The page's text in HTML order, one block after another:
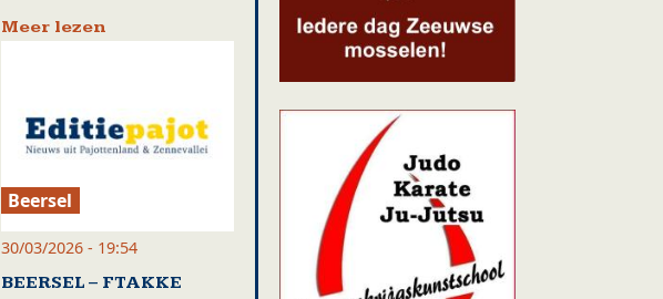
Meer lezen
Beersel
30/03/2026 - 19:54
BEERSEL – FTAKKE